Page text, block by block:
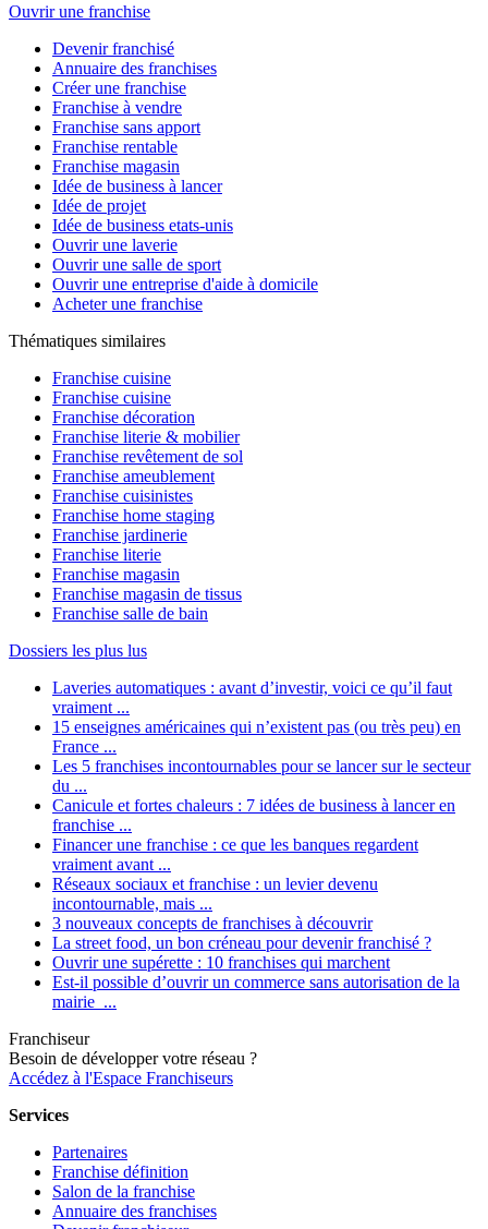
Ouvrir une franchise
Devenir franchisé
Annuaire des franchises
Créer une franchise
Franchise à vendre
Franchise sans apport
Franchise rentable
Franchise magasin
Idée de business à lancer
Idée de projet
Idée de business etats-unis
Ouvrir une laverie
Ouvrir une salle de sport
Ouvrir une entreprise d'aide à domicile
Acheter une franchise
Thématiques similaires
Franchise cuisine
Franchise cuisine
Franchise décoration
Franchise literie & mobilier
Franchise revêtement de sol
Franchise ameublement
Franchise cuisinistes
Franchise home staging
Franchise jardinerie
Franchise literie
Franchise magasin
Franchise magasin de tissus
Franchise salle de bain
Dossiers les plus lus
Laveries automatiques : avant d’investir, voici ce qu’il faut
vraiment ...
15 enseignes américaines qui n’existent pas (ou très peu) en
France ...
Les 5 franchises incontournables pour se lancer sur le secteur
du ...
Canicule et fortes chaleurs : 7 idées de business à lancer en
franchise ...
Financer une franchise : ce que les banques regardent
vraiment avant ...
Réseaux sociaux et franchise : un levier devenu
incontournable, mais ...
3 nouveaux concepts de franchises à découvrir
La street food, un bon créneau pour devenir franchisé ?
Ouvrir une supérette : 10 franchises qui marchent
Est-il possible d’ouvrir un commerce sans autorisation de la
mairie ...
Franchiseur
Besoin de développer votre réseau ?
Accédez à l'Espace Franchiseurs
Services
Partenaires
Franchise définition
Salon de la franchise
Annuaire des franchises